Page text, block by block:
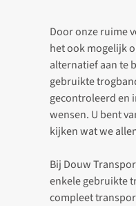
Door onze ruime
het ook mogelijk
alternatief aan te
gebruikte
gecontroleerd en
wensen. U bent
kijken wat we
Bij Douw
enkele gebruikte
compleet